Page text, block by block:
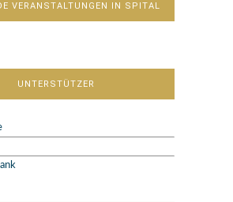
VERANSTALTUNGEN IN SPITAL
UNTERSTÜTZER